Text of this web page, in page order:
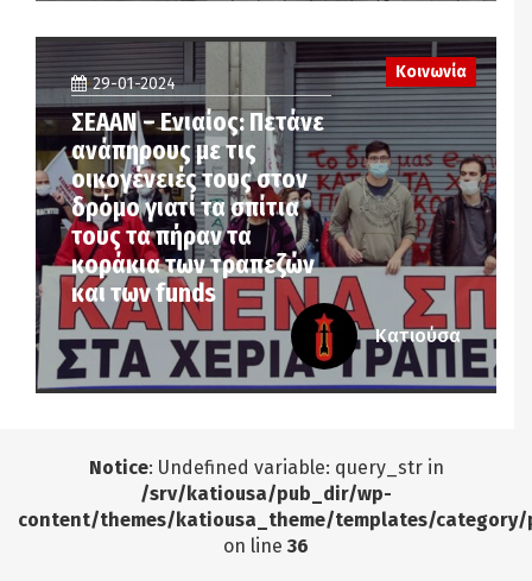
29-01-2024
ΣΕΑΑΝ – Ενιαίος: Πετάνε
ανάπηρους με τις
οικογένειές τους στον
δρόμο γιατί τα σπίτια
τους τα πήραν τα
κοράκια των τραπεζών
και των funds
Κοινωνία
Κατιούσα
Notice: Undefined variable: query_str in
/srv/katiousa/pub_dir/wp-
content/themes/katiousa_theme/templates/
on line 36